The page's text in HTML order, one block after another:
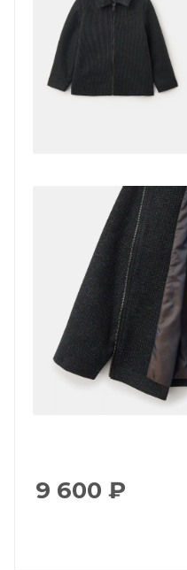
9 600 ₽